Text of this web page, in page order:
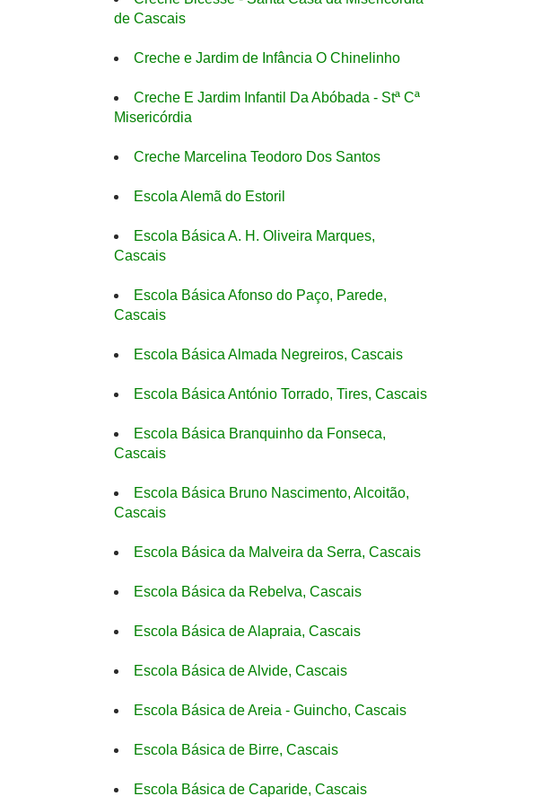
de Cascais
Creche e Jardim de Infância O Chinelinho
Creche E Jardim Infantil Da Abóbada - Stª Cª
Misericórdia
Creche Marcelina Teodoro Dos Santos
Escola Alemã do Estoril
Escola Básica A. H. Oliveira Marques,
Cascais
Escola Básica Afonso do Paço, Parede,
Cascais
Escola Básica Almada Negreiros, Cascais
Escola Básica António Torrado, Tires, Cascais
Escola Básica Branquinho da Fonseca,
Cascais
Escola Básica Bruno Nascimento, Alcoitão,
Cascais
Escola Básica da Malveira da Serra, Cascais
Escola Básica da Rebelva, Cascais
Escola Básica de Alapraia, Cascais
Escola Básica de Alvide, Cascais
Escola Básica de Areia - Guincho, Cascais
Escola Básica de Birre, Cascais
Escola Básica de Caparide, Cascais